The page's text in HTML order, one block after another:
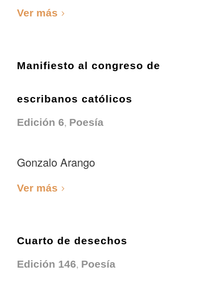
Ver más
Manifiesto al congreso de
escribanos católicos
Edición 6, Poesía
Gonzalo Arango
Ver más
Cuarto de desechos
Edición 146, Poesía